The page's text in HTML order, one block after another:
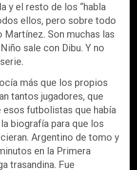
y el resto de los “habla
ellos, pero sobre todo
Martínez. Son muchas las
sale con Dibu. Y no
más que los propios
tantos jugadores, que
esos futbolistas que había
biografía para que los
Argentino de tomo y
en la Primera
trasandina. Fue